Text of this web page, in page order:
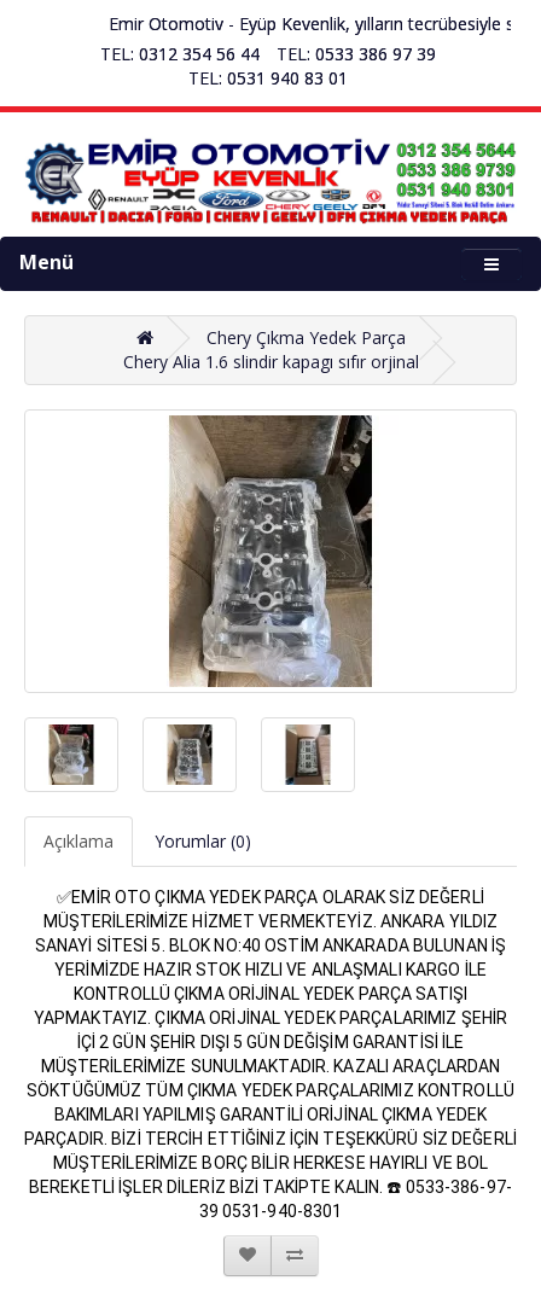
Emir Otomotiv - Eyüp Kevenlik, yılların tecrübesiyle
TEL: 0312 354 56 44
TEL: 0533 386 97 39
TEL: 0531 940 83 01
Menü
Chery Çıkma Yedek Parça
Chery Alia 1.6 slindir kapagı sıfır orjinal
Açıklama Yorumlar (0)
✅EMİR OTO ÇIKMA YEDEK PARÇA OLARAK SİZ DEĞERLİ
MÜŞTERİLERİMİZE HİZMET VERMEKTEYİZ. ANKARA YILDIZ
SANAYİ SİTESİ 5. BLOK NO:40 OSTİM ANKARADA BULUNAN İŞ
YERİMİZDE HAZIR STOK HIZLI VE ANLAŞMALI KARGO İLE
KONTROLLÜ ÇIKMA ORİJİNAL YEDEK PARÇA SATIŞI
YAPMAKTAYIZ. ÇIKMA ORİJİNAL YEDEK PARÇALARIMIZ ŞEHİR
İÇİ 2 GÜN ŞEHİR DIŞI 5 GÜN DEĞİŞİM GARANTİSİ İLE
MÜŞTERİLERİMİZE SUNULMAKTADIR. KAZALI ARAÇLARDAN
SÖKTÜĞÜMÜZ TÜM ÇIKMA YEDEK PARÇALARIMIZ KONTROLLÜ
BAKIMLARI YAPILMIŞ GARANTİLİ ORİJİNAL ÇIKMA YEDEK
PARÇADIR. BİZİ TERCİH ETTİĞİNİZ İÇİN TEŞEKKÜRÜ SİZ DEĞERLİ
MÜŞTERİLERİMİZE BORÇ BİLİR HERKESE HAYIRLI VE BOL
BEREKETLİ İŞLER DİLERİZ BİZİ TAKİPTE KALIN. ☎️ 0533-386-97-
39 0531-940-8301